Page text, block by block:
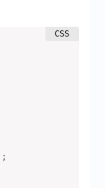
;